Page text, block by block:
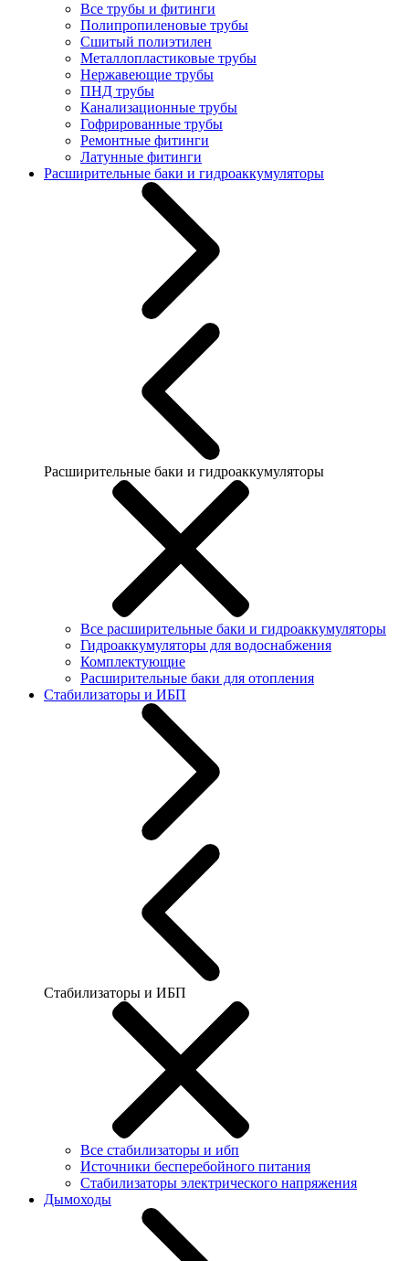
Все трубы и фитинги
Полипропиленовые трубы
Сшитый полиэтилен
Металлопластиковые трубы
Нержавеющие трубы
ПНД трубы
Канализационные трубы
Гофрированные трубы
Ремонтные фитинги
Латунные фитинги
Расширительные баки и гидроаккумуляторы
Расширительные баки и гидроаккумуляторы
Все расширительные баки и гидроаккумуляторы
Гидроаккумуляторы для водоснабжения
Комплектующие
Расширительные баки для отопления
Стабилизаторы и ИБП
Стабилизаторы и ИБП
Все стабилизаторы и ибп
Источники бесперебойного питания
Стабилизаторы электрического напряжения
Дымоходы